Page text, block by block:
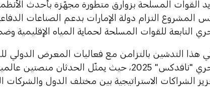
القوات المسلحة بزوارق متطورة مجهّزة بأحدث
المشروع التزام دولة الإمارات بدعم الصناعات
التابعة للقوات المسلحة لحماية المياه الإقليمية
هذا التدشين بالتزامن مع فعاليات المعرض
البحري "نافدكس" 2025، حيث يمثّل الحدثان
الشراكات الاستراتيجية بين مختلف الدول